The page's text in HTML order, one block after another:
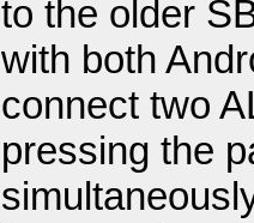
to the older
with both
connect two
pressing the